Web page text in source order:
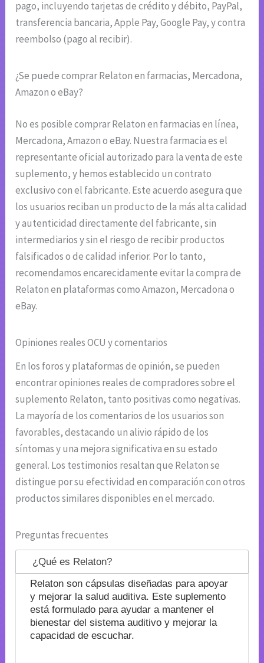
pago, incluyendo tarjetas de crédito y débito, PayPal,
transferencia bancaria, Apple Pay, Google Pay, y contra
reembolso (pago al recibir).
¿Se puede comprar Relaton en farmacias, Mercadona,
Amazon o eBay?
No es posible comprar Relaton en farmacias en línea,
Mercadona, Amazon o eBay. Nuestra farmacia es el
representante oficial autorizado para la venta de este
suplemento, y hemos establecido un contrato
exclusivo con el fabricante. Este acuerdo asegura que
los usuarios reciban un producto de la más alta calidad
y autenticidad directamente del fabricante, sin
intermediarios y sin el riesgo de recibir productos
falsificados o de calidad inferior. Por lo tanto,
recomendamos encarecidamente evitar la compra de
Relaton en plataformas como Amazon, Mercadona o
eBay.
Opiniones reales OCU y comentarios
En los foros y plataformas de opinión, se pueden
encontrar opiniones reales de compradores sobre el
suplemento Relaton, tanto positivas como negativas.
La mayoría de los comentarios de los usuarios son
favorables, destacando un alivio rápido de los
síntomas y una mejora significativa en su estado
general. Los testimonios resaltan que Relaton se
distingue por su efectividad en comparación con otros
productos similares disponibles en el mercado.
Preguntas frecuentes
¿Qué es Relaton?
Relaton son cápsulas diseñadas para apoyar
y mejorar la salud auditiva. Este suplemento
está formulado para ayudar a mantener el
bienestar del sistema auditivo y mejorar la
capacidad de escuchar.